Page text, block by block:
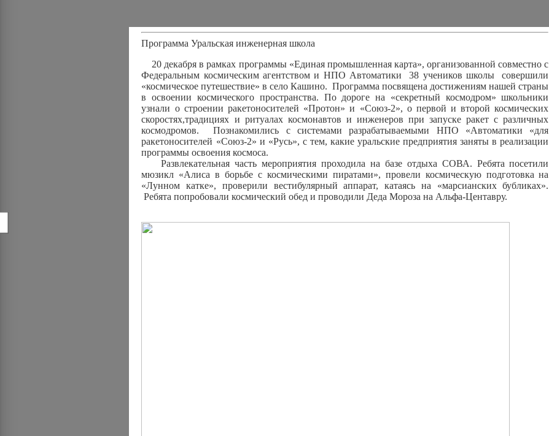
Программа Уральская инженерная школа
20 декабря в рамках программы «Единая промышленная карта», организованной совместно с
Федеральным космическим агентством и НПО Автоматики 38 учеников школы совершили
«космическое путешествие» в село Кашино. Программа посвящена достижениям нашей страны
в освоении космического пространства. По дороге на «секретный космодром» школьники
узнали о строении ракетоносителей «Протон» и «Союз-2», о первой и второй космических
скоростях,традициях и ритуалах космонавтов и инженеров при запуске ракет с различных
космодромов. Познакомились с системами разрабатываемыми НПО «Автоматики «для
ракетоносителей «Союз-2» и «Русь», с тем, какие уральские предприятия заняты в реализации
программы освоения космоса.
Развлекательная часть мероприятия проходила на базе отдыха СОВА. Ребята посетили
мюзикл «Алиса в борьбе с космическими пиратами», провели космическую подготовка на
«Лунном катке», проверили вестибулярный аппарат, катаясь на «марсианских бубликах».
Ребята попробовали космический обед и проводили Деда Мороза на Альфа-Центавру.